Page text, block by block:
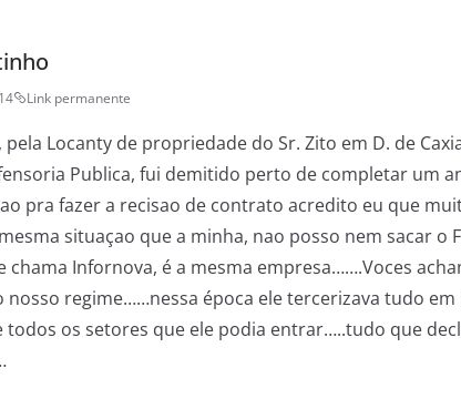
Link permanente
Locanty de propriedade do Sr. Zito em D. de
Publica, fui demitido perto de completar um
pra fazer a recisao de contrato acredito eu que
situaçao que a minha, nao posso nem sacar o
chama Infornova, é a mesma empresa…….Voces
regime……nessa época ele tercerizava tudo em
todos os setores que ele podia entrar…..tudo que